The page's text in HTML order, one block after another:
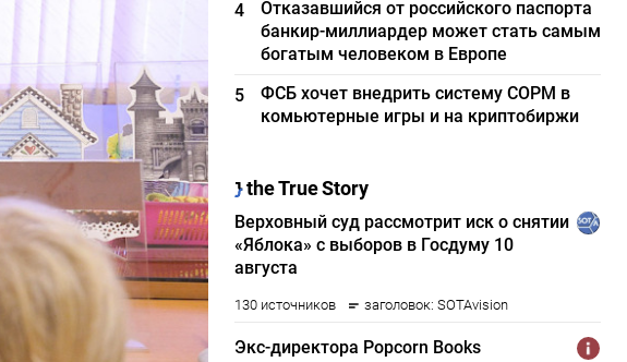
4
Отказавшийся от российского паспорта
банкир-миллиардер может стать самым
богатым человеком в Европе
5
ФСБ хочет внедрить систему СОРМ в
комьютерные игры и на криптобиржи